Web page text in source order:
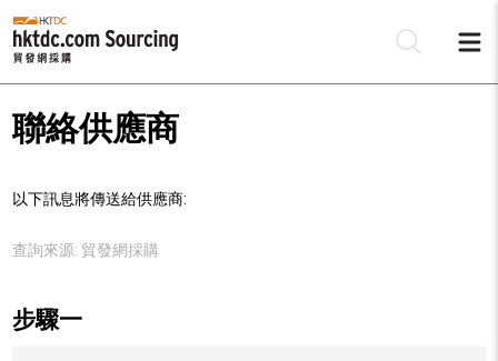
聯絡供應商
以下訊息將傳送給供應商:
查詢來源: 貿發網採購
步驟一